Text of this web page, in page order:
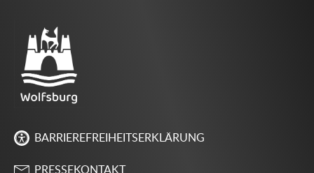
BARRIEREFREIHEITSERKLÄRUNG
PRESSEKONTAKT